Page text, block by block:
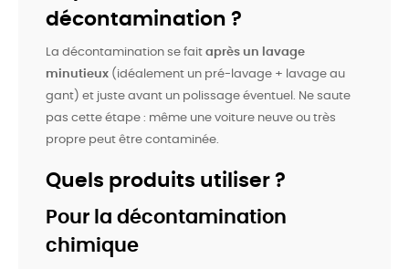
décontamination ?
La décontamination se fait après un lavage
minutieux (idéalement un pré-lavage + lavage au
gant) et juste avant un polissage éventuel. Ne saute
pas cette étape : même une voiture neuve ou très
propre peut être contaminée.
Quels produits utiliser ?
Pour la décontamination
chimique